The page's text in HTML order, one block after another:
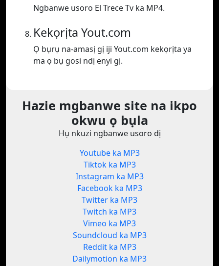
Ngbanwe usoro El Trece Tv ka MP4.
Kekọrịta Yout.com
Ọ bụrụ na-amasị gị iji Yout.com kekọrịta ya
ma ọ bụ gosi ndị enyi gị.
Hazie mgbanwe site na ikpo
okwu ọ bụla
Hụ nkuzi ngbanwe usoro dị
Youtube ka MP3
Tiktok ka MP3
Instagram ka MP3
Facebook ka MP3
Twitter ka MP3
Twitch ka MP3
Vimeo ka MP3
Soundcloud ka MP3
Reddit ka MP3
Dailymotion ka MP3